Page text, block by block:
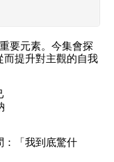
要元素。今集會探
提升對主觀的自我
：「我到底驚什